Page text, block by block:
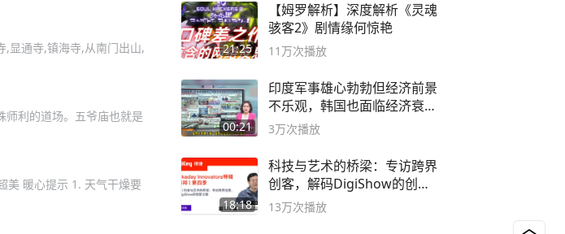
,显通寺,镇海寺,从南门出山,
师利的道场。五爷庙也就是
美 暖心提示 1. 天气干燥要
21:25
【姆罗解析】深度解析《灵魂
骇客2》剧情缘何惊艳
11万次播放
00:21
印度军事雄心勃勃但经济前景
不乐观，韩国也面临经济衰退
风险
3万次播放
18:18
科技与艺术的桥梁：专访跨界
创客，解码DigiShow的创新
之路
13万次播放